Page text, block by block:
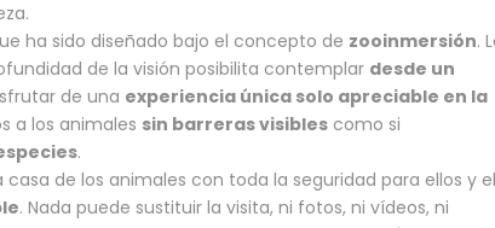
ha sido diseñado bajo el concepto de zooinmersión.
de la visión posibilita contemplar desde un
de una experiencia única solo apreciable en la
a los animales sin barreras visibles como si
.
casa de los animales con toda la seguridad para ellos y el
. Nada puede sustituir la visita, ni fotos, ni vídeos, ni